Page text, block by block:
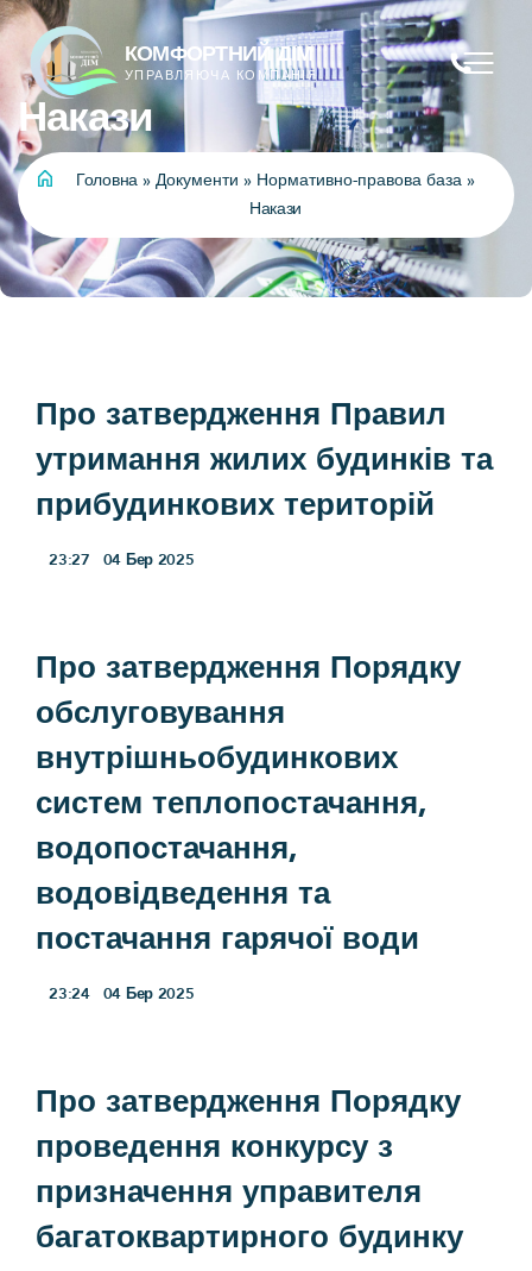
Накази
Головна» Документи » Нормативно-правова база»
Накази
Про затвердження Правил
утримання жилих будинків та
прибудинкових територій
23:27 04 Бер 2025
Про затвердження Порядку
обслуговування
внутрішньобудинкових
систем теплопостачання,
водопостачання,
водовідведення та
постачання гарячої води
23:24 04 Бер 2025
Про затвердження Порядку
проведення конкурсу з
призначення управителя
багатоквартирного будинку